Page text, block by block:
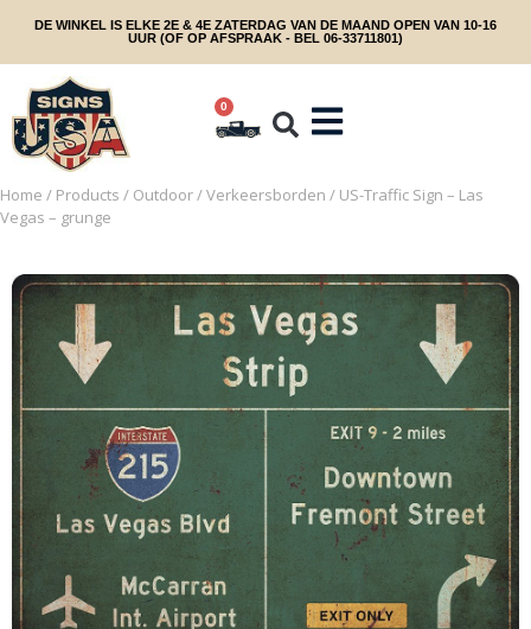
DE WINKEL IS ELKE 2E & 4E ZATERDAG VAN DE MAAND OPEN VAN 10-16
UUR (OF OP AFSPRAAK - BEL 06-33711801)
0
Home / Products / Outdoor/Verkeersborden / US-Traffic Sign – Las
Vegas – grunge